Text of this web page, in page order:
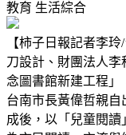
教育 生活綜合
【柿子日報記者李
刀設計、財團法人
念圖書館新建工程」
台南市長黃偉哲親
成後，以「兒童閱